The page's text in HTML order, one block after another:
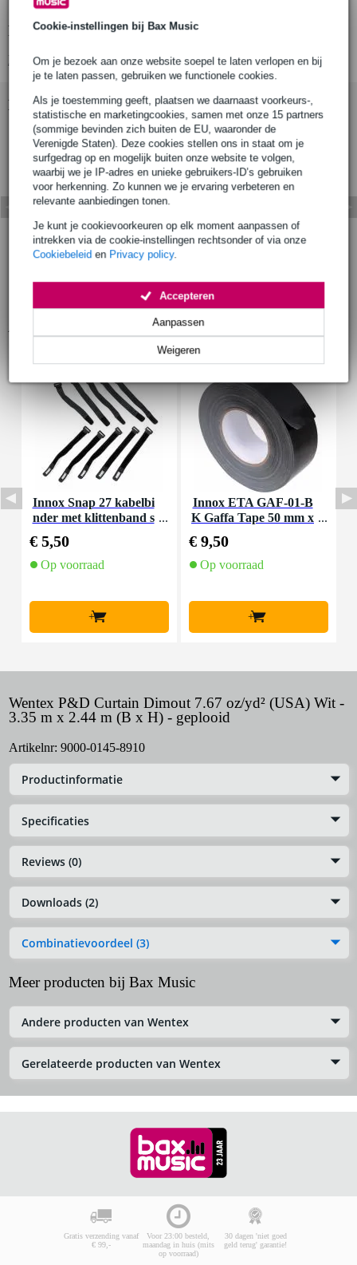
Cookie-instellingen bij Bax Music
Om je bezoek aan onze website soepel te laten verlopen en bij
je te laten passen, gebruiken we functionele cookies.
Als je toestemming geeft, plaatsen we daarnaast voorkeurs-,
statistische en marketingcookies, samen met onze 15 partners
(sommige bevinden zich buiten de EU, waaronder de
Verenigde Staten). Deze cookies stellen ons in staat om je
surfgedrag op en mogelijk buiten onze website te volgen,
waarbij we je IP-adres en unieke gebruikers-ID’s gebruiken
voor herkenning. Zo kunnen we je ervaring verbeteren en
relevante aanbiedingen tonen.
Je kunt je cookievoorkeuren op elk moment aanpassen of
intrekken via de cookie-instellingen rechtsonder of via onze
Cookiebeleid en Privacy policy.
Weigeren
Aanpassen
Accepteren
Productinformatie
Bekijk alle productspecificaties
Bekijk ook eens (1)
Innox Snap 27 kabelbi
nder met klittenband s
€ 5,50
Op voorraad
+
Innox ETA GAF-01-B
K Gaffa Tape 50 mm x
€ 9,50
Op voorraad
+
Wentex P&D Curtain Dimout 7.67 oz/yd² (USA) Wit -
3.35 m x 2.44 m (B x H) - geplooid
Artikelnr: 9000-0145-8910
Productinformatie
Specificaties
Reviews (0)
Downloads (2)
Combinatievoordeel (3)
Meer producten bij Bax Music
Andere producten van Wentex
Gerelateerde producten van Wentex
Gratis verzending vanaf
€ 99,-
Voor 23:00 besteld,
maandag in huis (mits
op voorraad)
30 dagen 'niet goed
geld terug' garantie!